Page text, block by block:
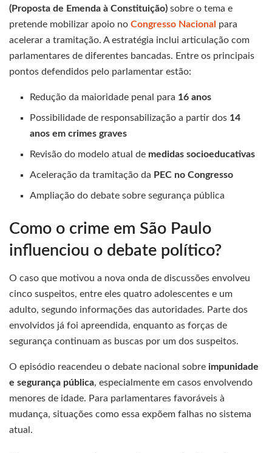
(Proposta de Emenda à Constituição) sobre o tema e
pretende mobilizar apoio no Congresso Nacional para
acelerar a tramitação. A estratégia inclui articulação com
parlamentares de diferentes bancadas. Entre os principais
pontos defendidos pelo parlamentar estão:
Redução da maioridade penal para 16 anos
Possibilidade de responsabilização a partir dos 14
anos em crimes graves
Revisão do modelo atual de medidas socioeducativas
Aceleração da tramitação da PEC no Congresso
Ampliação do debate sobre segurança pública
Como o crime em São Paulo
influenciou o debate político?
O caso que motivou a nova onda de discussões envolveu
cinco suspeitos, entre eles quatro adolescentes e um
adulto, segundo informações das autoridades. Parte dos
envolvidos já foi apreendida, enquanto as forças de
segurança continuam as buscas por um dos suspeitos.
O episódio reacendeu o debate nacional sobre impunidade
e segurança pública, especialmente em casos envolvendo
menores de idade. Para parlamentares favoráveis à
mudança, situações como essa expõem falhas no sistema
atual.